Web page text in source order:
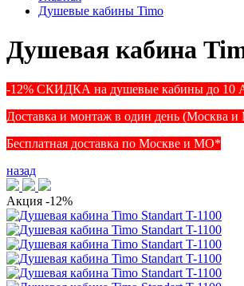
Душевые кабины Timo
Душевая кабина
-12% СКИДКА на душевые кабины до
Доставка и монтаж в один день (Москва
Бесплатная доставка по Москве и МО*
назад
Акция -12%